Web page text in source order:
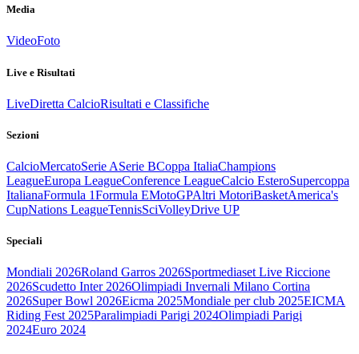
Media
VideoFoto
Live e Risultati
LiveDiretta CalcioRisultati e Classifiche
Sezioni
CalcioMercatoSerie ASerie BCoppa ItaliaChampions
LeagueEuropa LeagueConference LeagueCalcio EsteroSupercoppa
ItalianaFormula 1Formula EMotoGPAltri MotoriBasketAmerica's
CupNations LeagueTennisSciVolleyDrive UP
Speciali
Mondiali 2026Roland Garros 2026Sportmediaset Live Riccione
2026Scudetto Inter 2026Olimpiadi Invernali Milano Cortina
2026Super Bowl 2026Eicma 2025Mondiale per club 2025EICMA
Riding Fest 2025Paralimpiadi Parigi 2024Olimpiadi Parigi
2024Euro 2024